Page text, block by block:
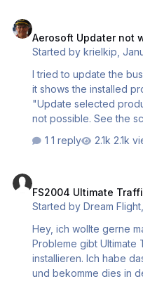
reicht auch die nicht
Kann es auch da sein ,
Aerosoft Updater not
Started bykrielkip ,
I tried to update the
it shows the installed products and
"Update selected
not possible. See the
1 reply
2.1k
FS2004 Ultimate
Started byDream Flight
Hey, ich wollte gerne mal im Forum fragen ob es
Probleme gibt Ultimate
installieren. Ich habe das Produkt sehr günstig erhalten
und bekomme dies in den